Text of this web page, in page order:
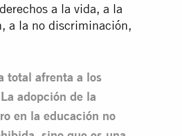
a la vida, a la
a la no discriminación,
total afrenta a los
adopción de la
en la educación no